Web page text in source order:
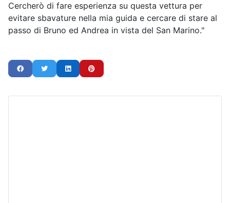
Cercherò di fare esperienza su questa vettura per
evitare sbavature nella mia guida e cercare di stare al
passo di Bruno ed Andrea in vista del San Marino."